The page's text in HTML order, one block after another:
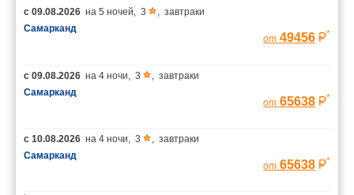
с 09.08.2026 на 5 ночей, 3 , завтраки
Самарканд
от 49456 *
с 09.08.2026 на 4 ночи, 3 , завтраки
Самарканд
от 65638 *
с 10.08.2026 на 4 ночи, 3 , завтраки
Самарканд
от 65638 *